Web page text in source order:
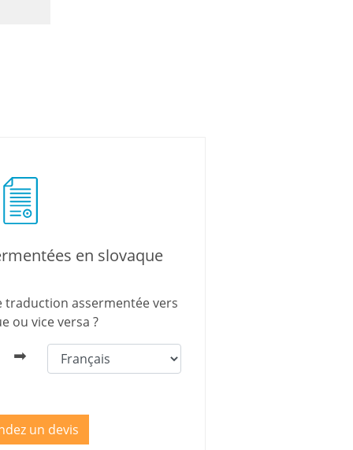
en slovaque
traduction assermentée vers
ou vice versa ?
un devis